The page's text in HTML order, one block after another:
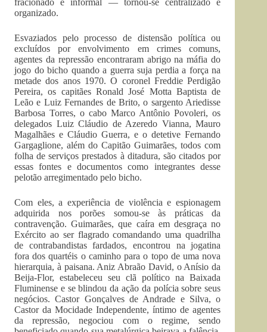
fracionado e informal — tornou-se centralizado e
organizado.
Esvaziados pelo processo de distensão política ou
excluídos por envolvimento em crimes comuns,
agentes da repressão encontraram abrigo na máfia do
jogo do bicho quando a guerra suja perdia a força na
metade dos anos 1970. O coronel Freddie Perdigão
Pereira, os capitães Ronald José Motta Baptista de
Leão e Luiz Fernandes de Brito, o sargento Ariedisse
Barbosa Torres, o cabo Marco Antônio Povoleri, os
delegados Luiz Cláudio de Azeredo Vianna, Mauro
Magalhães e Cláudio Guerra, e o detetive Fernando
Gargaglione, além do Capitão Guimarães, todos com
folha de serviços prestados à ditadura, são citados por
essas fontes e documentos como integrantes desse
pelotão arregimentado pelo bicho.
Com eles, a experiência de violência e espionagem
adquirida nos porões somou-se às práticas da
contravenção. Guimarães, que caíra em desgraça no
Exército ao ser flagrado comandando uma quadrilha
de contrabandistas fardados, encontrou na jogatina
fora dos quartéis o caminho para o topo de uma nova
hierarquia, à paisana. Aniz Abraão David, o Anísio da
Beija-Flor, estabeleceu seu clã político na Baixada
Fluminense e se blindou da ação da polícia sobre seus
negócios. Castor Gonçalves de Andrade e Silva, o
Castor da Mocidade Independente, íntimo de agentes
da repressão, negociou com o regime, sendo